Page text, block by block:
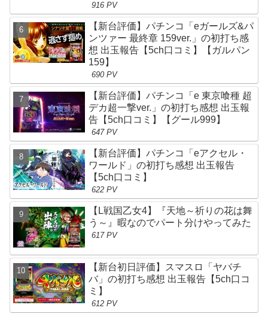
916 PV
【新台評価】パチンコ「eガールズ&パ
ンツァー 最終章 159ver.」の初打ち感
想 出玉報告【5ch口コミ】【ガルパン
159】
690 PV
【新台評価】パチンコ「e 東京喰種 超
デカ超一撃ver.」の初打ち感想 出玉報
告【5ch口コミ】【グール999】
647 PV
【新台評価】パチンコ「eアクセル・
ワールド」の初打ち感想 出玉報告
【5ch口コミ】
622 PV
【L戦国乙女4】『天地～祈りの花は舞
う～』暇なのでパート分けやってみた
617 PV
【新台初日評価】スマスロ「ヤバチ
バ」の初打ち感想 出玉報告【5ch口コ
ミ】
612 PV